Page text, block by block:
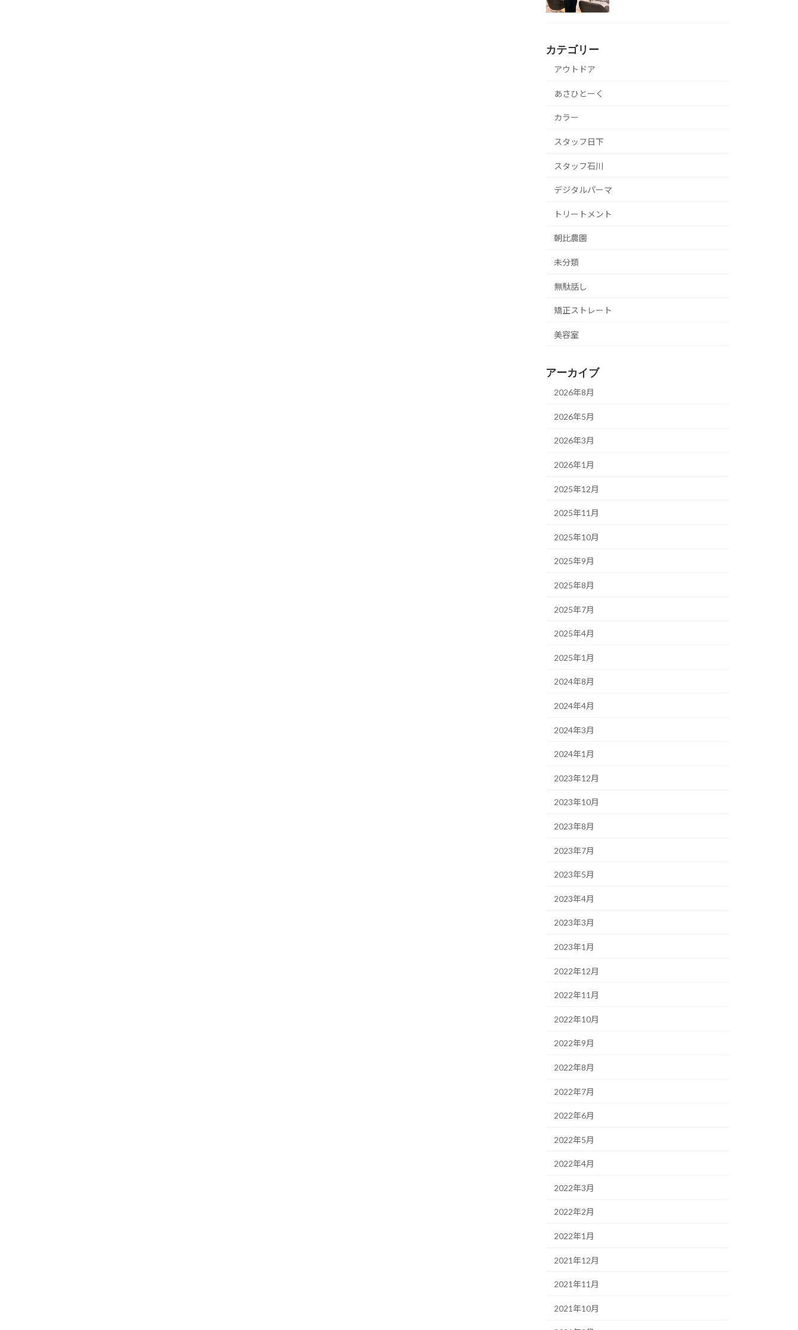
カテゴリー
アウトドア
あさひとーく
カラー
スタッフ日下
スタッフ石川
デジタルパーマ
トリートメント
朝比農園
未分類
無駄話し
矯正ストレート
美容室
アーカイブ
2026年8月
2026年5月
2026年3月
2026年1月
2025年12月
2025年11月
2025年10月
2025年9月
2025年8月
2025年7月
2025年4月
2025年1月
2024年8月
2024年4月
2024年3月
2024年1月
2023年12月
2023年10月
2023年8月
2023年7月
2023年5月
2023年4月
2023年3月
2023年1月
2022年12月
2022年11月
2022年10月
2022年9月
2022年8月
2022年7月
2022年6月
2022年5月
2022年4月
2022年3月
2022年2月
2022年1月
2021年12月
2021年11月
2021年10月